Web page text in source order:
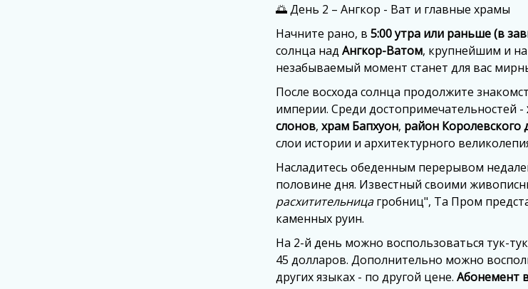
🌅 День 2 – Ангкор - Ват и главные храмы
Начните рано, в 5:00 утра или раньше (в
солнца над Ангкор-Ватом, крупнейшим и
незабываемый момент станет для вас
После восхода солнца продолжите
империи. Среди достопримечательностей -
слонов, храм Бапхуон, район Королевского
слои истории и архитектурного
Насладитесь обеденным перерывом
половине дня. Известный своими
расхитительницагробниц", Та Пром
каменных руин.
На 2-й день можно воспользоваться тук-
45 долларов. Дополнительно можно
других языках - по другой цене. Абонемент